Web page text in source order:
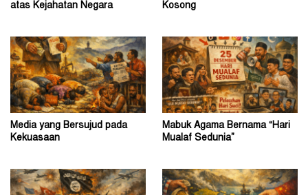
atas Kejahatan Negara
Kosong
Media yang Bersujud pada
Kekuasaan
Mabuk Agama Bernama “Hari
Mualaf Sedunia”